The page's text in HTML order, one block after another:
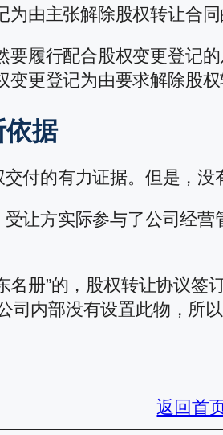
由主张解除股权转让合同
要履行配合股权变更登记
更登记为由要求解除股权
据
付的有力证据。但是，
让方实际参与了公司经
名册”的，股权转让协议
司内部没有设置此物，所以
返回首